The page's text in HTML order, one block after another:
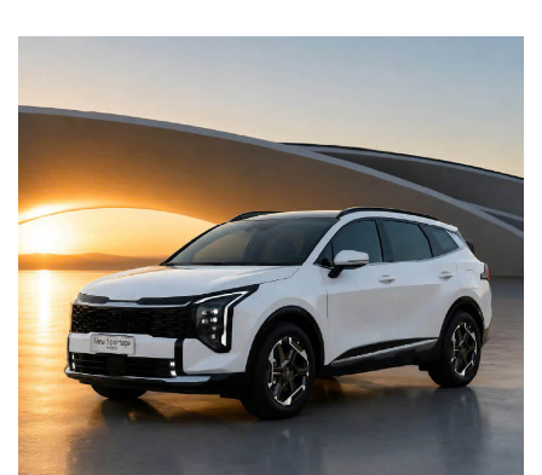
trong phân khúc C-SUV.